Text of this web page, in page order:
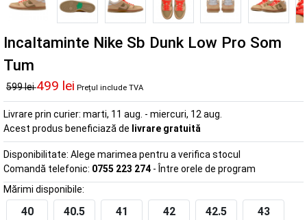
Incaltaminte Nike Sb Dunk Low Pro Som
Tum
599 lei499 lei Prețul include TVA
Livrare prin curier: marti, 11 aug. - miercuri, 12 aug.
Acest produs beneficiază de livrare gratuită
Disponibilitate: Alege marimea pentru a verifica stocul
Comandă telefonic: 0755 223 274 - Între orele de program
Mărimi disponibile:
40 40.5 41 42 42.5 43